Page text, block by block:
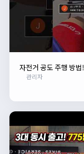
자전거 공도 주행 방법!
관리자